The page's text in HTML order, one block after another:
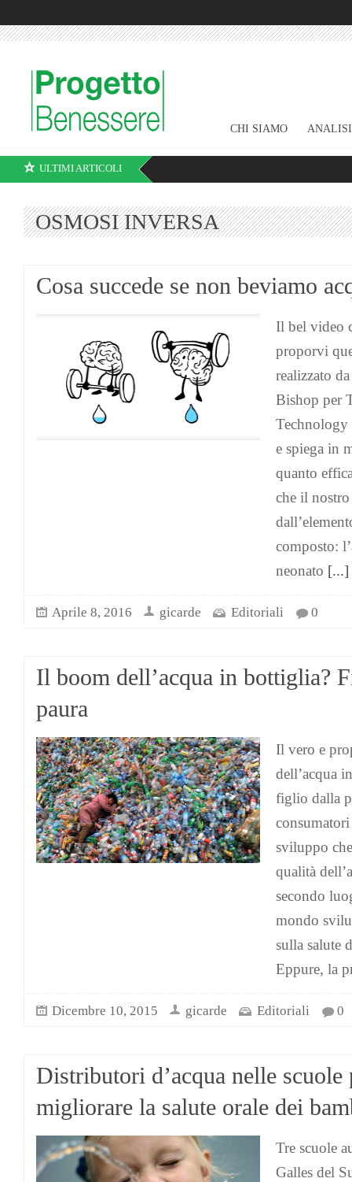
CHI SIAMO ANALISI
ULTIMI ARTICOLI
OSMOSI INVERSA
Cosa succede se non beviamo
Il bel video
proporvi
realizzato
Bishop per
Technology
e spiega in
quanto
che il
composto:
neonato [...]
Aprile 8, 2016 gicarde Editoriali 0
Il boom dell’acqua in bottiglia?
paura
Il vero e
dell’acqua
figlio dalla
sviluppo
qualità
secondo
mondo
sulla salute
Eppure, la
Dicembre 10, 2015 gicarde Editoriali 0
Distributori d’acqua nelle scuole
migliorare la salute orale dei
Tre scuole
Galles del